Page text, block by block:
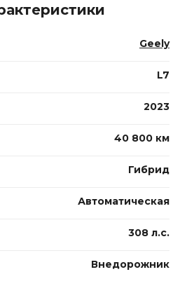
Geely
L7
2023
40 800 км
Гибрид
Автоматическая
308 л.с.
Внедорожник